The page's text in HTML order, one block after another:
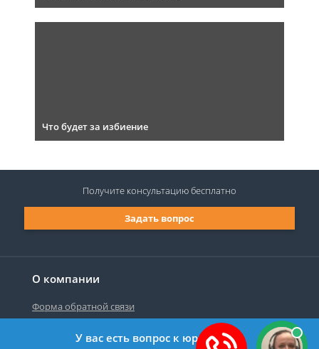
Что будет за избиение
О компании
Форма обратной связи
Задать вопрос
Получите консультациюбесплатно
У вас есть вопрос к юристу?